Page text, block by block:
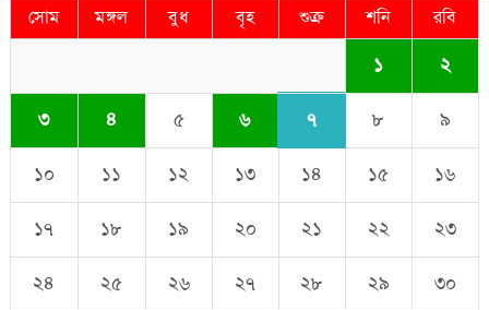
সোম মঙ্গল বুধ বৃহ শুক্র শনি রবি
১ ২
৩ ৪ ৫ ৬ ৭ ৮ ৯
১০ ১১ ১২ ১৩ ১৪ ১৫ ১৬
১৭ ১৮ ১৯ ২০ ২১ ২২ ২৩
২৪ ২৫ ২৬ ২৭ ২৮ ২৯ ৩০